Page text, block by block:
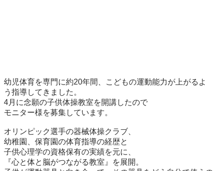
幼児体育を専門に約20年間、こどもの運動能力が上がるよ
う指導してきました。
4月に念願の子供体操教室を開講したので
モニター様を募集しています。
オリンピック選手の器械体操クラブ、
幼稚園、保育園の体育指導の経歴と
子供心理学の資格保有の実績を元に、
『心と体と脳がつながる教室』を展開。